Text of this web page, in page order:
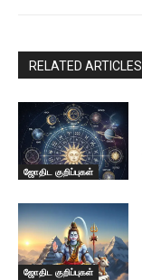
RELATED ARTICLES
ஜோதிட குறிப்புகள்
ஜோதிட குறிப்புகள்